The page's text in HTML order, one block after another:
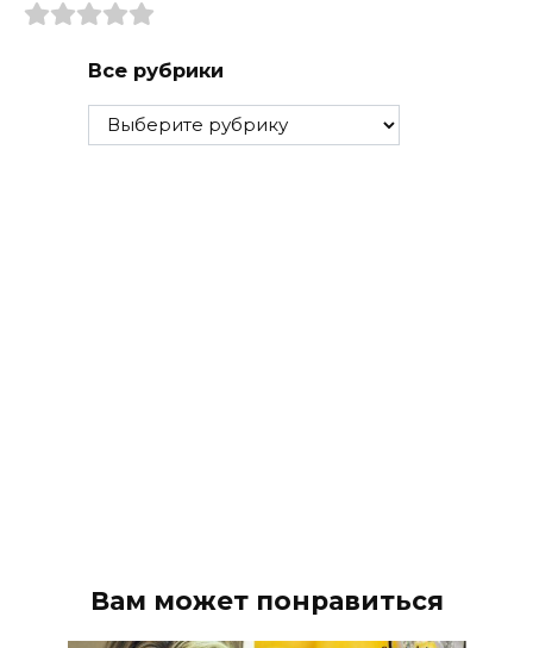
Все рубрики
Все
рубрики
Вам может понравиться